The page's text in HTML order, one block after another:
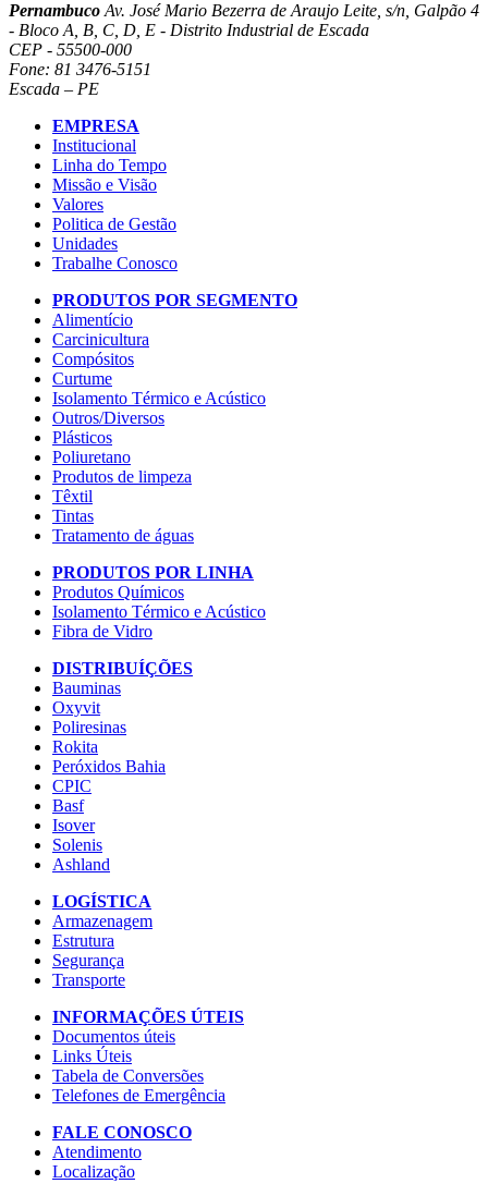
Pernambuco Av. José Mario Bezerra de Araujo Leite, s/n, Galpão 4
- Bloco A, B, C, D, E - Distrito Industrial de Escada
CEP - 55500-000
Fone: 81 3476-5151
Escada – PE
EMPRESA
Institucional
Linha do Tempo
Missão e Visão
Valores
Politica de Gestão
Unidades
Trabalhe Conosco
PRODUTOS POR SEGMENTO
Alimentício
Carcinicultura
Compósitos
Curtume
Isolamento Térmico e Acústico
Outros/Diversos
Plásticos
Poliuretano
Produtos de limpeza
Têxtil
Tintas
Tratamento de águas
PRODUTOS POR LINHA
Produtos Químicos
Isolamento Térmico e Acústico
Fibra de Vidro
DISTRIBUÍÇÕES
Bauminas
Oxyvit
Poliresinas
Rokita
Peróxidos Bahia
CPIC
Basf
Isover
Solenis
Ashland
LOGÍSTICA
Armazenagem
Estrutura
Segurança
Transporte
INFORMAÇÕES ÚTEIS
Documentos úteis
Links Úteis
Tabela de Conversões
Telefones de Emergência
FALE CONOSCO
Atendimento
Localização